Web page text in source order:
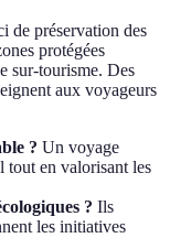
de préservation des
protégées
sur-tourisme. Des
aux voyageurs
? Un voyage
tout en valorisant les
? Ils
les initiatives